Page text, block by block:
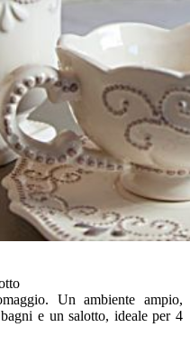
Un ambiente ampio,
e un salotto, ideale per 4